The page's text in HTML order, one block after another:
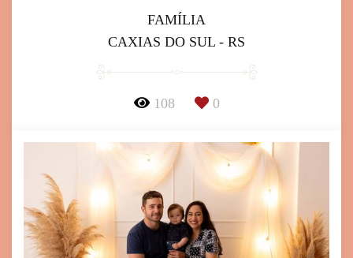
FAMÍLIA
CAXIAS DO SUL - RS
108 0